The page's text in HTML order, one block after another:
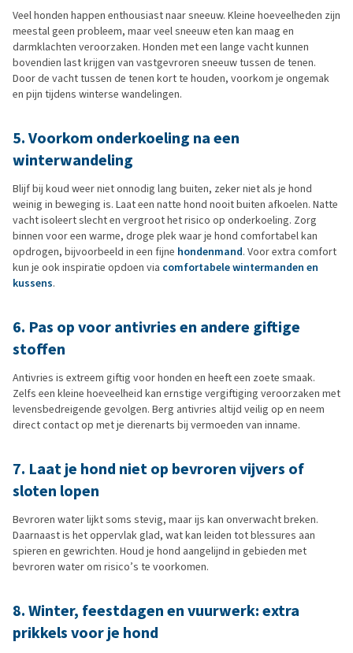
Veel honden happen enthousiast naar sneeuw. Kleine hoeveelheden zijn
meestal geen probleem, maar veel sneeuw eten kan maag en
darmklachten veroorzaken. Honden met een lange vacht kunnen
bovendien last krijgen van vastgevroren sneeuw tussen de tenen.
Door de vacht tussen de tenen kort te houden, voorkom je ongemak
en pijn tijdens winterse wandelingen.
5. Voorkom onderkoeling na een
winterwandeling
Blijf bij koud weer niet onnodig lang buiten, zeker niet als je hond
weinig in beweging is. Laat een natte hond nooit buiten afkoelen. Natte
vacht isoleert slecht en vergroot het risico op onderkoeling. Zorg
binnen voor een warme, droge plek waar je hond comfortabel kan
opdrogen, bijvoorbeeld in een fijne hondenmand. Voor extra comfort
kun je ook inspiratie opdoen via comfortabele wintermanden en
kussens.
6. Pas op voor antivries en andere giftige
stoffen
Antivries is extreem giftig voor honden en heeft een zoete smaak.
Zelfs een kleine hoeveelheid kan ernstige vergiftiging veroorzaken met
levensbedreigende gevolgen. Berg antivries altijd veilig op en neem
direct contact op met je dierenarts bij vermoeden van inname.
7. Laat je hond niet op bevroren vijvers of
sloten lopen
Bevroren water lijkt soms stevig, maar ijs kan onverwacht breken.
Daarnaast is het oppervlak glad, wat kan leiden tot blessures aan
spieren en gewrichten. Houd je hond aangelijnd in gebieden met
bevroren water om risico’s te voorkomen.
8. Winter, feestdagen en vuurwerk: extra
prikkels voor je hond